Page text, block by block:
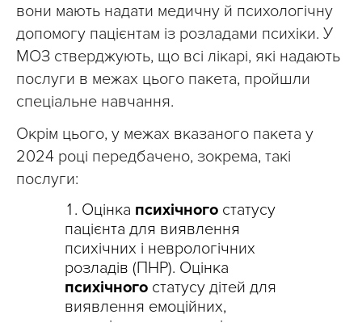
вони мають надати медичну й психологічну
допомогу пацієнтам із розладами психіки. У
МОЗ стверджують, що всі лікарі, які надають
послуги в межах цього пакета, пройшли
спеціальне навчання.
Окрім цього, у межах вказаного пакета у
2024 році передбачено, зокрема, такі
послуги:
Оцінка психічного статусу
пацієнта для виявлення
психічних і неврологічних
розладів (ПНР). Оцінка
психічного статусу дітей для
виявлення емоційних,